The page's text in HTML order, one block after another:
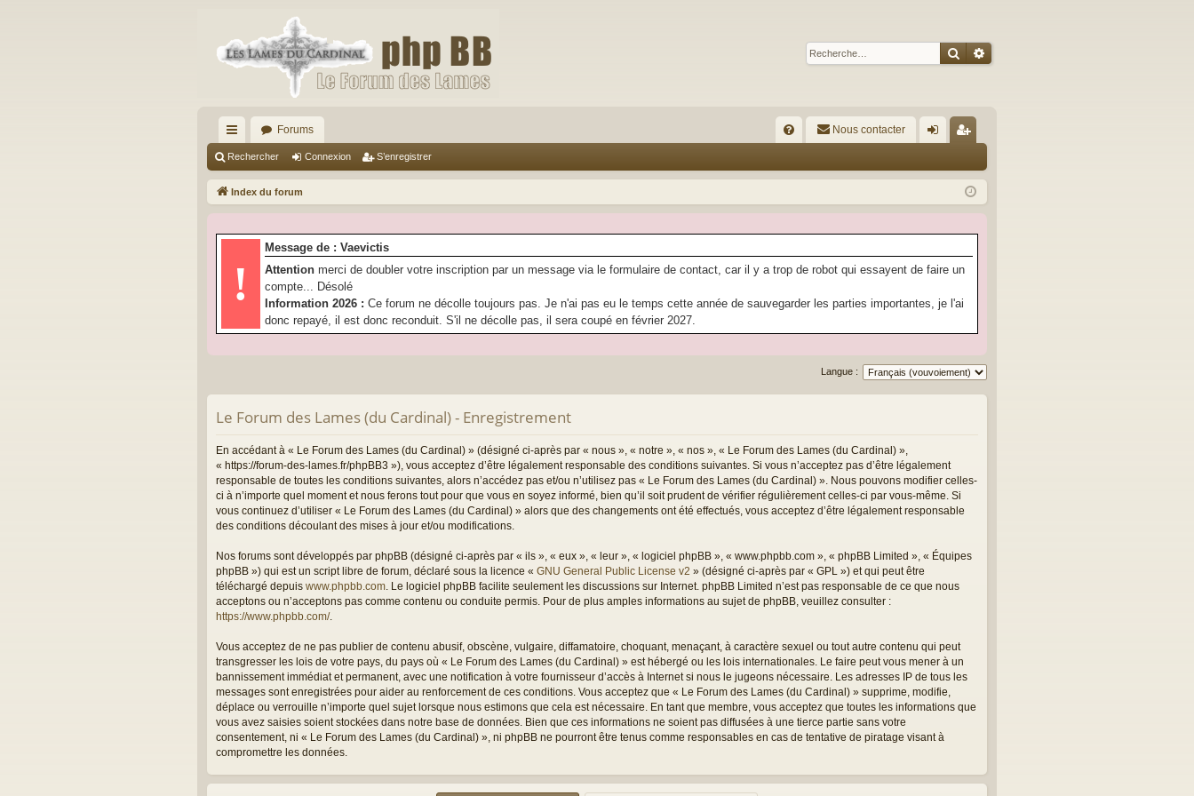
Rechercher
Recherche avancée
cc
ès
pi
Forums
Q
Nous contacter
ne
on
nr
ist
Rechercher Connexion S’enregistrer
Index du forum
!
Message de : Vaevictis
Attention merci de doubler votre inscription par un message via le formulaire de contact, car il y a trop de robot qui essayent de faire un
compte... Désolé
Information 2026 : Ce forum ne décolle toujours pas. Je n'ai pas eu le temps cette année de sauvegarder les parties importantes, je l'ai
donc repayé, il est donc reconduit. S'il ne décolle pas, il sera coupé en février 2027.
Langue :
Le Forum des Lames (du Cardinal) - Enregistrement
En accédant à « Le Forum des Lames (du Cardinal) » (désigné ci-après par « nous », « notre », « nos », « Le Forum des Lames (du Cardinal) »,
« https://forum-des-lames.fr/phpBB3 »), vous acceptez d’être légalement responsable des conditions suivantes. Si vous n’acceptez pas d’être légalement
responsable de toutes les conditions suivantes, alors n’accédez pas et/ou n’utilisez pas « Le Forum des Lames (du Cardinal) ». Nous pouvons modifier celles-
ci à n’importe quel moment et nous ferons tout pour que vous en soyez informé, bien qu’il soit prudent de vérifier régulièrement celles-ci par vous-même. Si
vous continuez d’utiliser « Le Forum des Lames (du Cardinal) » alors que des changements ont été effectués, vous acceptez d’être légalement responsable
des conditions découlant des mises à jour et/ou modifications.
Nos forums sont développés par phpBB (désigné ci-après par « ils », « eux », « leur », « logiciel phpBB », « www.phpbb.com », « phpBB Limited », « Équipes
phpBB ») qui est un script libre de forum, déclaré sous la licence « GNU General Public License v2 » (désigné ci-après par « GPL ») et qui peut être
téléchargé depuis www.phpbb.com . Le logiciel phpBB facilite seulement les discussions sur Internet. phpBB Limited n’est pas responsable de ce que nous
acceptons ou n’acceptons pas comme contenu ou conduite permis. Pour de plus amples informations au sujet de phpBB, veuillez consulter :
https://www.phpbb.com/.
Vous acceptez de ne pas publier de contenu abusif, obscène, vulgaire, diffamatoire, choquant, menaçant, à caractère sexuel ou tout autre contenu qui peut
transgresser les lois de votre pays, du pays où « Le Forum des Lames (du Cardinal) » est hébergé ou les lois internationales. Le faire peut vous mener à un
bannissement immédiat et permanent, avec une notification à votre fournisseur d’accès à Internet si nous le jugeons nécessaire. Les adresses IP de tous les
messages sont enregistrées pour aider au renforcement de ces conditions. Vous acceptez que « Le Forum des Lames (du Cardinal) » supprime, modifie,
déplace ou verrouille n’importe quel sujet lorsque nous estimons que cela est nécessaire. En tant que membre, vous acceptez que toutes les informations que
vous avez saisies soient stockées dans notre base de données. Bien que ces informations ne soient pas diffusées à une tierce partie sans votre
consentement, ni « Le Forum des Lames (du Cardinal) », ni phpBB ne pourront être tenus comme responsables en cas de tentative de piratage visant à
compromettre les données.